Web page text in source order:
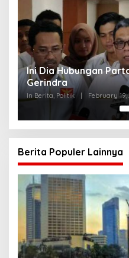
Strategi PPP
Yasin
In Berita, Politik February 19,
Berita Populer Lainnya